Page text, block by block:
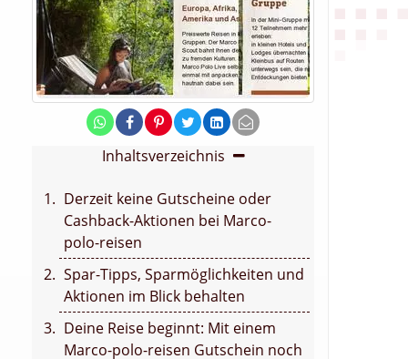
Inhaltsverzeichnis
Derzeit keine Gutscheine oder
Cashback-Aktionen bei Marco-
polo-reisen
Spar-Tipps, Sparmöglichkeiten und
Aktionen im Blick behalten
Deine Reise beginnt: Mit einem
Marco-polo-reisen Gutschein noch